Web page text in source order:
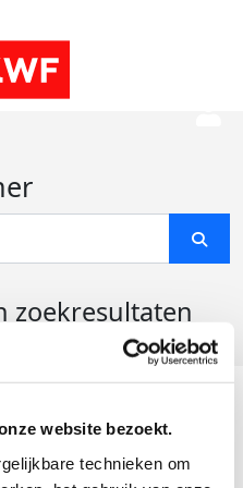
website bezoekt.
technieken om
zoekresultaten